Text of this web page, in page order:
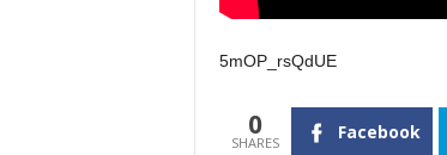
5mOP_rsQdUE
0 Facebook